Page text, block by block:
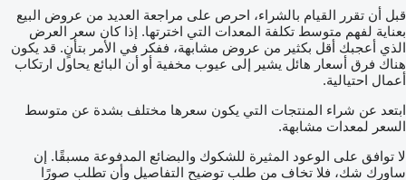
قبل أن تقرر القيام بالشراء، احرص على مراجعة العديد من عروض البيع
بعناية لفهم متوسط تكلفة المعدات التي اخترتها. إذا كان سعر العرض
الذي أعجبك أقل بكثير من عروض مشابهة، ففكر في الأمر بتأنٍ. قد يكون
هناك فرق أسعار هائل يشير إلى عيوب مخفية أو أن البائع يحاول ارتكاب
أعمال احتيالية.
ابتعد عن شراء المنتجات التي يكون سعرها مختلف بشدة عن متوسط
السعر لمعدات مشابهة.
لا توافق على الوعود المثيرة للشكوك والبضائع المدفوعة مسبقًا. إن
ساورك شك، فلا تخاف من طلب توضيح التفاصيل وأن تطلب صورًا